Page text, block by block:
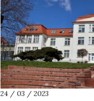
24 / 03 / 2023